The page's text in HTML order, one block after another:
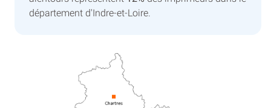
département d'Indre-et-Loire.